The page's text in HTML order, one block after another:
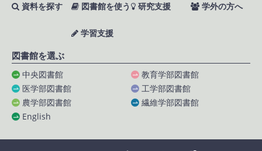
資料を探す 図書館を使う
学習支援
研究支援 学外の方へ
図書館を選ぶ
中央図書館
教育学部図書館
医学部図書館
工学部図書館
農学部図書館
繊維学部図書館
English